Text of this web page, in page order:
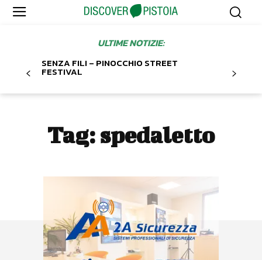
ULTIME NOTIZIE:
SENZA FILI – PINOCCHIO STREET
FESTIVAL
Tag: spedaletto